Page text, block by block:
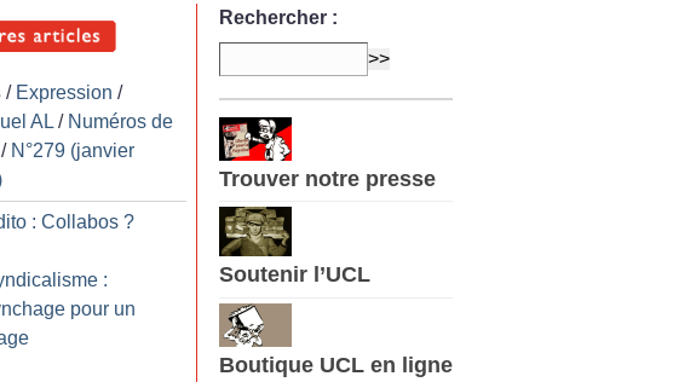
/ Expression /
AL / Numéros de
/ N°279 (janvier
: Collabos ?
:
pour un
Rechercher :
Trouver notre presse
Soutenir l’UCL
Boutique UCL en ligne